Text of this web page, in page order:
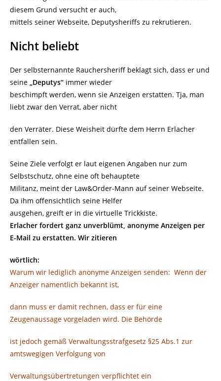
diesem Grund versucht er auch,
mittels seiner Webseite, Deputysheriffs zu rekrutieren.
Nicht beliebt
Der selbsternannte Rauchersheriff beklagt sich, dass er und
seine „Deputys“ immer wieder
beschimpft werden, wenn sie Anzeigen erstatten. Tja, man
liebt zwar den Verrat, aber nicht
den Verräter. Diese Weisheit dürfte dem Herrn Erlacher
entfallen sein.
Seine Ziele verfolgt er laut eigenen Angaben nur zum
Selbstschutz, ohne eine oft behauptete
Militanz, meint der Law&Order-Mann auf seiner Webseite.
Da ihm offensichtlich seine Helfer
ausgehen, greift er in die virtuelle Trickkiste.
Erlacher fordert ganz unverblümt, anonyme Anzeigen per
E-Mail zu erstatten. Wir zitieren
wörtlich:
Warum wir lediglich anonyme Anzeigen senden: Wenn der
Anzeiger namentlich bekannt ist,
dann muss er damit rechnen, dass er für eine
Zeugenaussage vorgeladen wird. Die Behörde
ist jedoch gemäß Verwaltungsstrafgesetz §25 Abs.1 zur
amtswegigen Verfolgung von
Verwaltungsübertretungen verpflichtet ein